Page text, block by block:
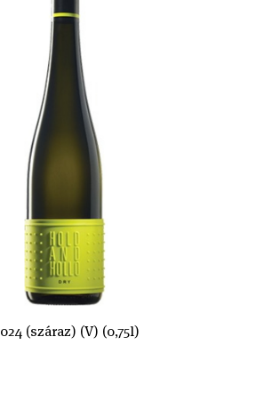
(száraz) (V) (0,75l)